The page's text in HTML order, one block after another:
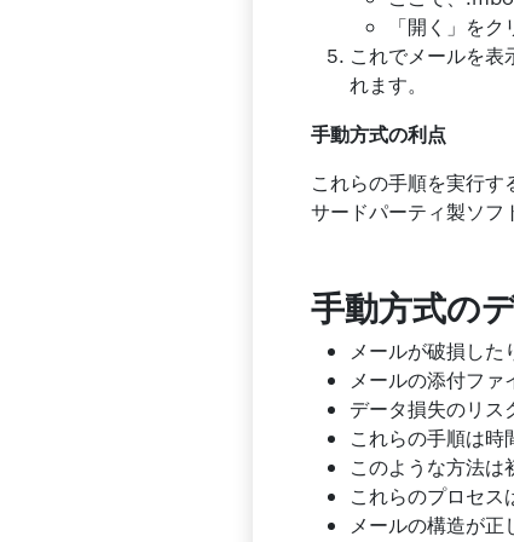
「開く」をク
これでメールを
れます。
手動方式の利点
これらの手順を実行す
サードパーティ製ソフ
手動方式の
メールが破損した
メールの添付ファ
データ損失のリス
これらの手順は時
このような方法は
これらのプロセス
メールの構造が正